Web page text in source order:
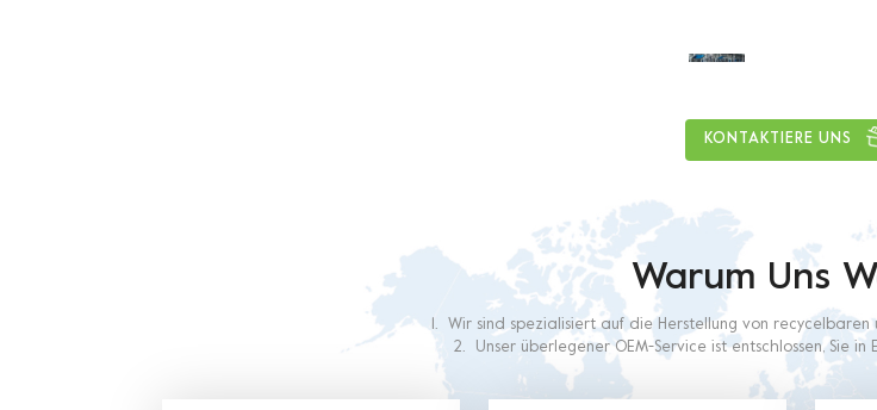
KONTAKTIERE UNS
Warum Uns
1. Wir sind spezialisiert auf die Herstellung von
2. Unser überlegener OEM-Service ist entschlossen, Sie
Erfahrung in dieser Branche wird unser Personal alle Ihre
werden aus lebensmittelechtem Kunststoff